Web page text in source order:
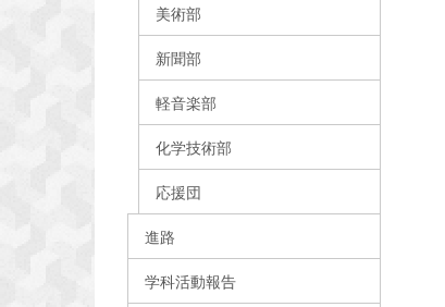
美術部
新聞部
軽音楽部
化学技術部
応援団
進路
学科活動報告